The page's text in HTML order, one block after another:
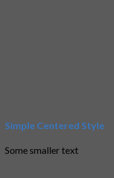
Simple Centered Style
Some smaller text